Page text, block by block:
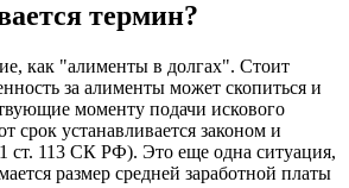
термин?
как "алименты в долгах". Стоит
за алименты может скопиться и
моменту подачи искового
срок устанавливается законом и
1 ст. 113 СК РФ). Это еще одна ситуация,
размер средней заработной платы